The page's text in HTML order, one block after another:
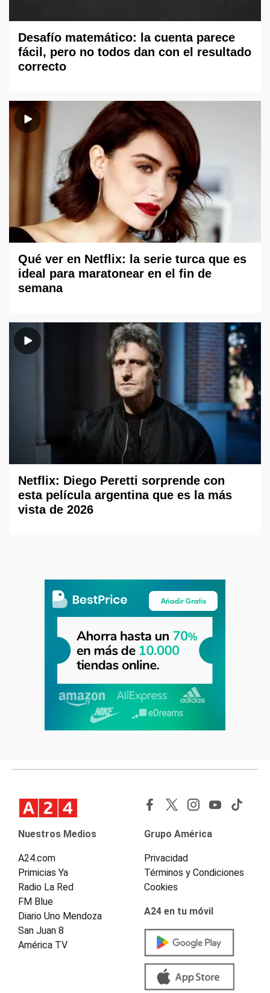
Desafío matemático: la cuenta parece
fácil, pero no todos dan con el resultado
correcto
Qué ver en Netflix: la serie turca que es
ideal para maratonear en el fin de
semana
Netflix: Diego Peretti sorprende con
esta película argentina que es la más
vista de 2026
Nuestros Medios
A24.com
Primicias Ya
Radio La Red
FM Blue
Diario Uno Mendoza
San Juan 8
América TV
Grupo América
Privacidad
Términos y Condiciones
Cookies
A24 en tu móvil